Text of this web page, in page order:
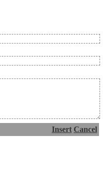
Insert Cancel